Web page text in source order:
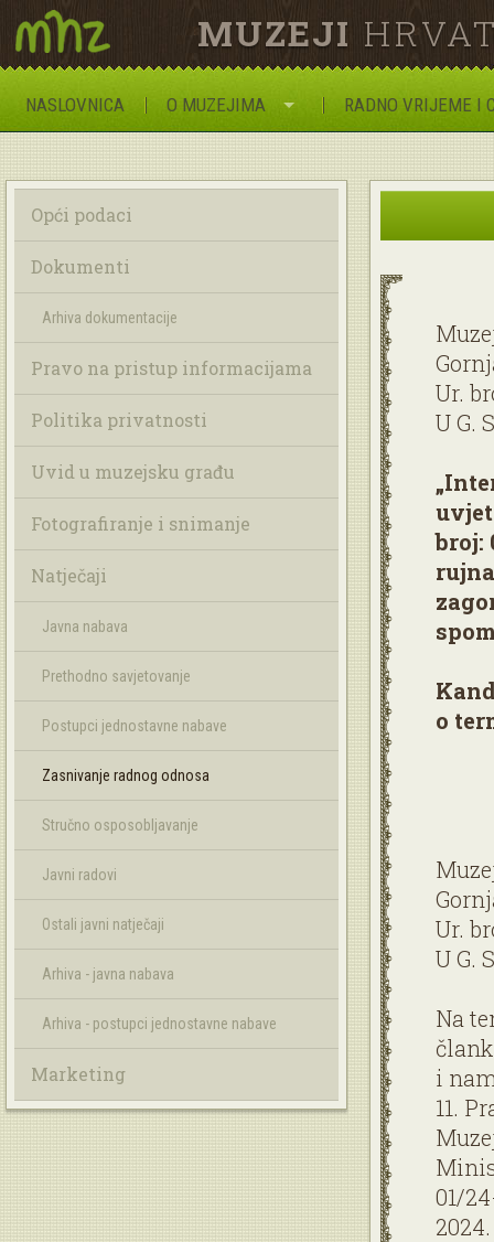
MUZEJI
NASLOVNICA O MUZEJIMA RADNO VRIJEME I
Opći podaci
Dokumenti
Arhiva dokumentacije
Pravo na pristup informacijama
Politika privatnosti
Uvid u muzejsku građu
Fotografiranje i snimanje
Natječaji
Javna nabava
Prethodno savjetovanje
Postupci jednostavne nabave
Zasnivanje radnog odnosa
Stručno osposobljavanje
Javni radovi
Ostali javni natječaji
Arhiva - javna nabava
Arhiva - postupci jednostavne nabave
Marketing
Ur.
U G.
broj:
o
Ur.
U G.
Na
i
11.
01/